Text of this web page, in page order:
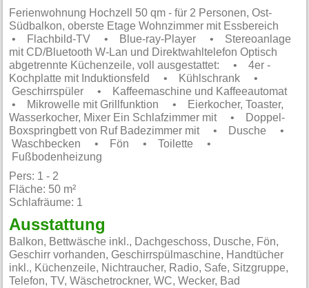
Ferienwohnung Hochzell 50 qm - für 2 Personen, Ost-
Südbalkon, oberste Etage Wohnzimmer mit Essbereich
• Flachbild-TV • Blue-ray-Player • Stereoanlage
mit CD/Bluetooth W-Lan und Direktwahltelefon Optisch
abgetrennte Küchenzeile, voll ausgestattet: • 4er -
Kochplatte mit Induktionsfeld • Kühlschrank •
Geschirrspüler • Kaffeemaschine und Kaffeeautomat
• Mikrowelle mit Grillfunktion • Eierkocher, Toaster,
Wasserkocher, Mixer Ein Schlafzimmer mit • Doppel-
Boxspringbett von Ruf Badezimmer mit • Dusche •
Waschbecken • Fön • Toilette •
Fußbodenheizung
Pers: 1 - 2
Fläche: 50 m²
Schlafräume: 1
Ausstattung
Balkon, Bettwäsche inkl., Dachgeschoss, Dusche, Fön,
Geschirr vorhanden, Geschirrspülmaschine, Handtücher
inkl., Küchenzeile, Nichtraucher, Radio, Safe, Sitzgruppe,
Telefon, TV, Wäschetrockner, WC, Wecker, Bad